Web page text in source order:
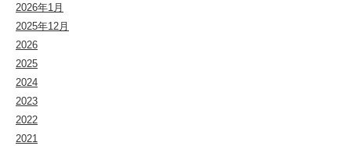
2026年1月
2025年12月
2026
2025
2024
2023
2022
2021